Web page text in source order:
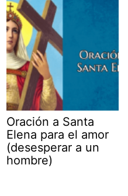
Oración a Santa
Elena para el amor
(desesperar a un
hombre)